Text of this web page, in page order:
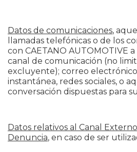
Datos de comunicaciones,
llamadas telefónicas o de los
con CAETANO AUTOMOTIVE
canal de comunicación (no
excluyente); correo
instantánea, redes sociales, o
conversación dispuestas para
Datos relativos al Canal
Denuncia, en caso de ser